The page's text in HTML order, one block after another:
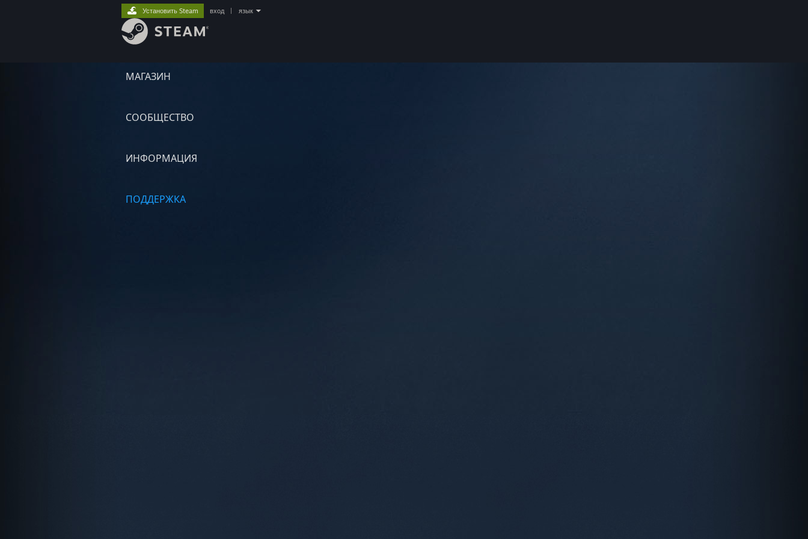
МАГАЗИН
СООБЩЕСТВО
ИНФОРМАЦИЯ
ПОДДЕРЖКА
Установить Steam вход язык